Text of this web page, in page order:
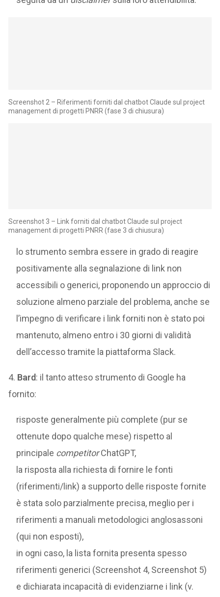
Screenshot 2 – Riferimenti forniti dal chatbot Claude sul project
management di progetti PNRR (fase 3 di chiusura)
Screenshot 3 – Link forniti dal chatbot Claude sul project
management di progetti PNRR (fase 3 di chiusura)
lo strumento sembra essere in grado di reagire
positivamente alla segnalazione di link non
accessibili o generici, proponendo un approccio di
soluzione almeno parziale del problema, anche se
l’impegno di verificare i link forniti non è stato poi
mantenuto, almeno entro i 30 giorni di validità
dell’accesso tramite la piattaforma Slack.
4. Bard: il tanto atteso strumento di Google ha
fornito:
risposte generalmente più complete (pur se
ottenute dopo qualche mese) rispetto al
principale competitorChatGPT,
la risposta alla richiesta di fornire le fonti
(riferimenti/link) a supporto delle risposte fornite
è stata solo parzialmente precisa, meglio per i
riferimenti a manuali metodologici anglosassoni
(qui non esposti),
in ogni caso, la lista fornita presenta spesso
riferimenti generici (Screenshot 4, Screenshot 5)
e dichiarata incapacità di evidenziarne i link (v.